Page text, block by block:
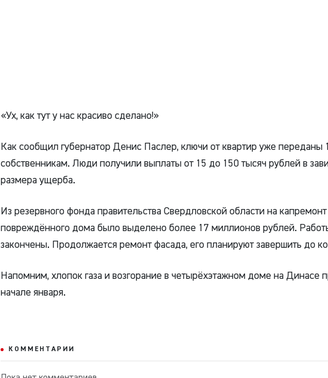
«Ух, как тут у нас красиво сделано!»
Как сообщил губернатор Денис Паслер, ключи от квартир уже переданы
собственникам. Люди получили выплаты от 15 до 150 тысяч рублей в
размера ущерба.
Из резервного фонда правительства Свердловской области на капремонт
повреждённого дома было выделено более 17 миллионов рублей.
закончены. Продолжается ремонт фасада, его планируют завершить до
Напомним, хлопок газа и возгорание в четырёхэтажном доме на Динасе
начале января.
КОММЕНТАРИИ